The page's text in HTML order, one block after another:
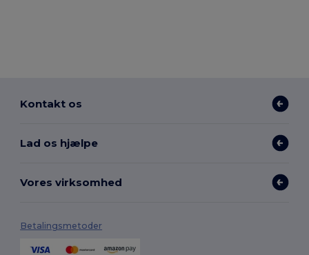
Kontakt os
Lad os hjælpe
Vores virksomhed
Betalingsmetoder